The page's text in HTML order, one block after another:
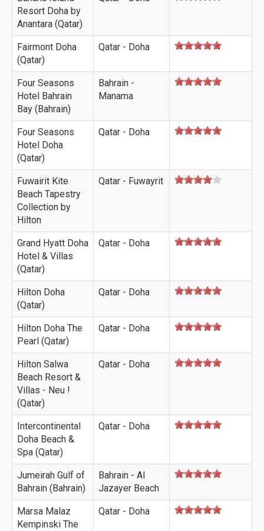
Resort Doha by
Anantara (Qatar)
Fairmont Doha
(Qatar)
Qatar - Doha
Four Seasons
Hotel Bahrain
Bay (Bahrain)
Bahrain -
Manama
Four Seasons
Hotel Doha
(Qatar)
Qatar - Doha
Fuwairit Kite
Beach Tapestry
Collection by
Hilton
Qatar - Fuwayrit
Grand Hyatt Doha
Hotel & Villas
(Qatar)
Qatar - Doha
Hilton Doha
(Qatar)
Qatar - Doha
Hilton Doha The
Pearl (Qatar)
Qatar - Doha
Hilton Salwa
Beach Resort &
Villas - Neu !
(Qatar)
Qatar - Doha
Intercontinental
Doha Beach &
Spa (Qatar)
Qatar - Doha
Jumeirah Gulf of
Bahrain (Bahrain)
Bahrain - Al
Jazayer Beach
Marsa Malaz
Kempinski The
Qatar - Doha